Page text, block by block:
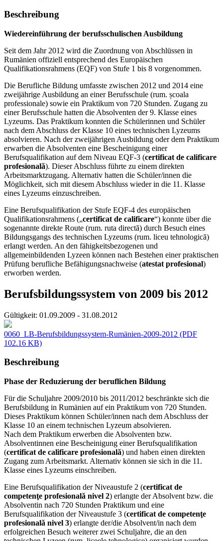
Beschreibung
Wiedereinführung der berufsschulischen Ausbildung
Seit dem Jahr 2012 wird die Zuordnung von Abschlüssen in
Rumänien offiziell entsprechend des Europäischen
Qualifikationsrahmens (EQF) von Stufe 1 bis 8 vorgenommen.
Die Berufliche Bildung umfasste zwischen 2012 und 2014 eine
zweijährige Ausbildung an einer Berufsschule (rum. școala
professionale) sowie ein Praktikum von 720 Stunden. Zugang zu
einer Berufsschule hatten die Absolventen der 9. Klasse eines
Lyzeums. Das Praktikum konnten die Schülerinnen und Schüler
nach dem Abschluss der Klasse 10 eines technischen Lyzeums
absolvieren. Nach der zweijährigen Ausbildung oder dem Praktikum
erwarben die Absolventen eine Bescheinigung einer
Berufsqualifikation auf dem Niveau EQF-3 (certificat de calificare
profesională). Dieser Abschluss führte zu einem direkten
Arbeitsmarktzugang. Alternativ hatten die Schüler/innen die
Möglichkeit, sich mit diesem Abschluss wieder in die 11. Klasse
eines Lyzeums einzuschreiben.
Eine Berufsqualifikation der Stufe EQF-4 des europäischen
Qualifikationsrahmens („certificat de calificare“) konnte über die
sogenannte direkte Route (rum. ruta directă) durch Besuch eines
Bildungsgangs des technischen Lyzeums (rum. liceu tehnologică)
erlangt werden. An den fähigkeitsbezogenen und
allgemeinbildenden Lyzeen können nach Bestehen einer praktischen
Prüfung berufliche Befähigungsnachweise (atestat profesional)
erworben werden.
Berufsbildungssystem von 2009 bis 2012
Gültigkeit: 01.09.2009 - 31.08.2012
0060_LB-Berufsbildungssystem-Rumänien-2009-2012 (PDF
102.16 KB)
Beschreibung
Phase der Reduzierung der beruflichen Bildung
Für die Schuljahre 2009/2010 bis 2011/2012 beschränkte sich die
Berufsbildung in Rumänien auf ein Praktikum von 720 Stunden.
Dieses Praktikum können Schüler/innen nach dem Abschluss der
Klasse 10 an einem technischen Lyzeum absolvieren.
Nach dem Praktikum erwerben die Absolventen bzw.
Absolventinnen eine Bescheinigung einer Berufsqualifikation
(certificat de calificare profesională) und haben einen direkten
Zugang zum Arbeitsmarkt. Alternativ können sie sich in die 11.
Klasse eines Lyzeums einschreiben.
Eine Berufsqualifikation der Niveaustufe 2 (certificat de
competenţe profesională nivel 2) erlangte der Absolvent bzw. die
Absolventin nach 720 Stunden Praktikum und eine
Berufsqualifikation der Niveaustufe 3 (certificat de competenţe
profesională nivel 3) erlangte der/die Absolvent/in nach dem
erfolgreichen Besuch weiterer zwei Schuljahre, die an den